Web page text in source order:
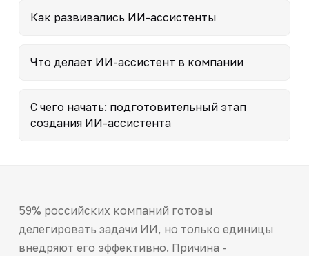
Как развивались ИИ-ассистенты
Что делает ИИ-ассистент в компании
С чего начать: подготовительный этап
создания ИИ-ассистента
59% российских компаний готовы
делегировать задачи ИИ, но только единицы
внедряют его эффективно. Причина -